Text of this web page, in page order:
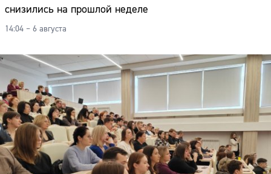
снизились на прошлой неделе
14:04 – 6 августа